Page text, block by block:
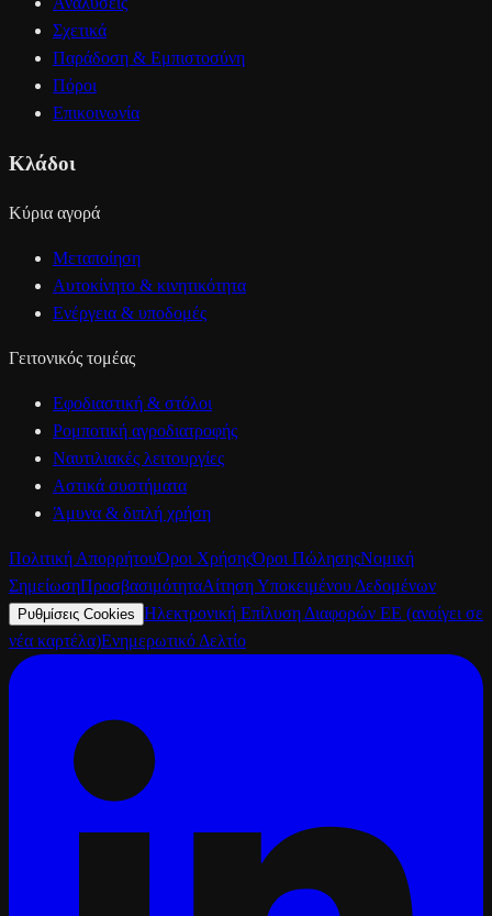
Σχετικά
Παράδοση & Εμπιστοσύνη
Πόροι
Επικοινωνία
Κλάδοι
Κύρια αγορά
Μεταποίηση
Αυτοκίνητο & κινητικότητα
Ενέργεια & υποδομές
Γειτονικός τομέας
Εφοδιαστική & στόλοι
Ρομποτική αγροδιατροφής
Ναυτιλιακές λειτουργίες
Αστικά συστήματα
Άμυνα & διπλή χρήση
Πολιτική ΑπορρήτουΌροι ΧρήσηςΌροι ΠώλησηςΝομική
ΣημείωσηΠροσβασιμότηταΑίτηση Υποκειμένου Δεδομένων
Ρυθμίσεις Cookies Ηλεκτρονική Επίλυση Διαφορών ΕΕ (ανοίγει σε
νέα καρτέλα)Ενημερωτικό Δελτίο